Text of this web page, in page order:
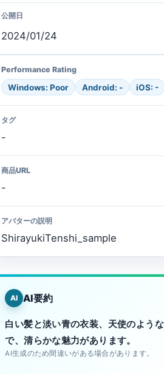
公開日
2024/01/24
Performance Rating
Windows: Poor Android: - iOS: -
タグ
-
商品URL
-
アバターの説明
ShirayukiTenshi_sample
AI AI要約
白い髪と淡い青の衣装、天使のよう
で、清らかな魅力があります。
AI生成のため間違いがある場合があります。